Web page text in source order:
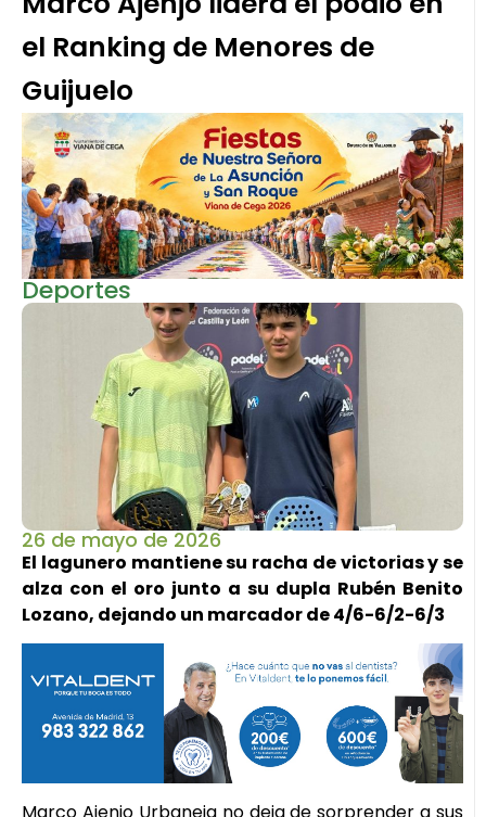
el Ranking de Menores de
Guijuelo
Deportes
26 de mayo de 2026
El lagunero mantiene su racha de victorias y se
alza con el oro junto a su dupla Rubén Benito
Lozano, dejando un marcador de 4/6-6/2-6/3